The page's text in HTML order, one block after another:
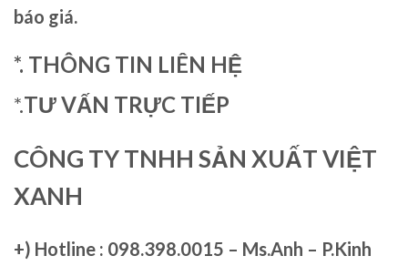
báo giá.
*. THÔNG TIN LIÊN HỆ
*.TƯ VẤN TRỰC TIẾP
CÔNG TY TNHH SẢN XUẤT VIỆT
XANH
+) Hotline : 098.398.0015 – Ms.Anh – P.Kinh